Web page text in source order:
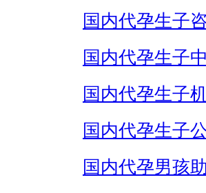
国内代孕生子
国内代孕生子
国内代孕生子
国内代孕生子
国内代孕男孩